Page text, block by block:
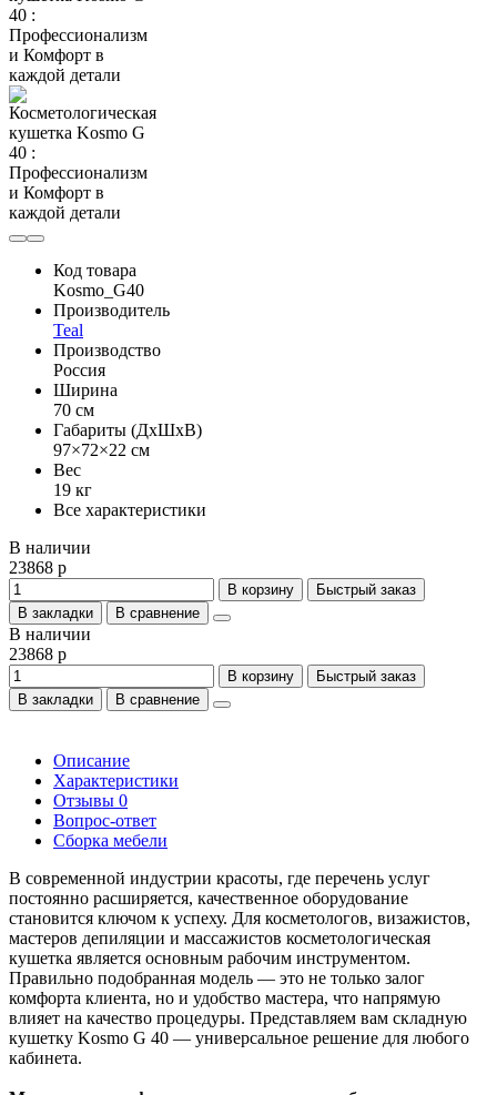
Код товара
Kosmo_G40
Производитель
Teal
Производство
Россия
Ширина
70 см
Габариты (ДхШхВ)
97×72×22 см
Вес
19 кг
Все характеристики
В наличии
23868 р
В корзину
Быстрый заказ
В закладки
В сравнение
В наличии
23868 р
В корзину
Быстрый заказ
В закладки
В сравнение
Описание
Характеристики
Отзывы 0
Вопрос-ответ
Сборка мебели
В современной индустрии красоты, где перечень услуг
постоянно расширяется, качественное оборудование
становится ключом к успеху. Для косметологов, визажистов,
мастеров депиляции и массажистов косметологическая
кушетка является основным рабочим инструментом.
Правильно подобранная модель — это не только залог
комфорта клиента, но и удобство мастера, что напрямую
влияет на качество процедуры. Представляем вам складную
кушетку Kosmo G 40 — универсальное решение для любого
кабинета.